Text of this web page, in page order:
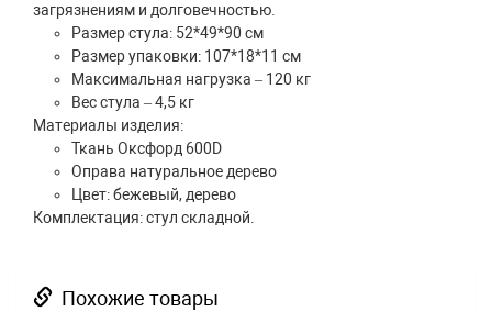
загрязнениям и долговечностью.
Размер стула: 52*49*90 см
Размер упаковки: 107*18*11 см
Максимальная нагрузка – 120 кг
Вес стула – 4,5 кг
Материалы изделия:
Ткань Оксфорд 600D
Оправа натуральное дерево
Цвет: бежевый, дерево
Комплектация: стул складной.
Похожие товары